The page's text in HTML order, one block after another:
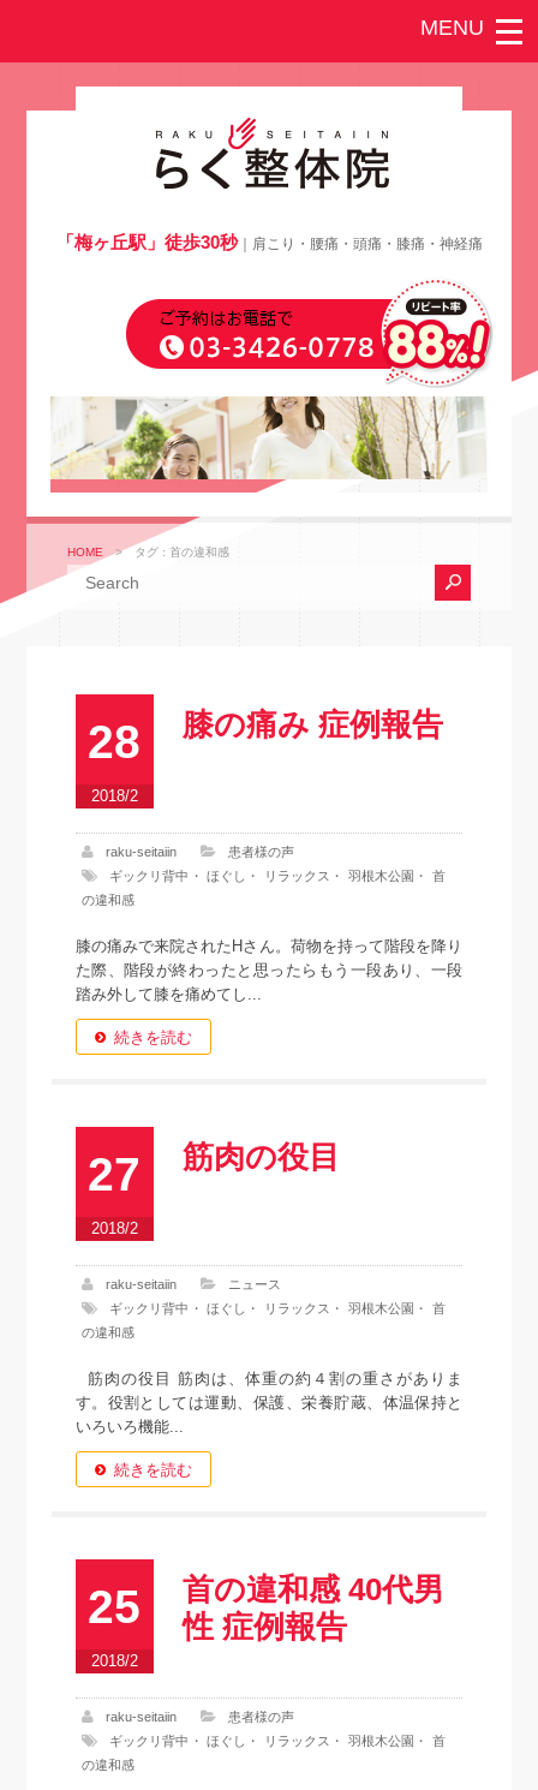
「梅ヶ丘駅」徒歩30秒｜肩こり・腰痛・頭痛・膝痛・神経痛
HOME > タグ : 首の違和感
28
2018/2
膝の痛み 症例報告
raku-seitaiin
患者様の声
ギックリ背中 ・ ほぐし ・ リラックス ・ 羽根木公園 ・ 首
の違和感
膝の痛みで来院されたHさん。荷物を持って階段を降り
た際、階段が終わったと思ったらもう一段あり、一段
踏み外して膝を痛めてし...
続きを読む
27
2018/2
筋肉の役目
raku-seitaiin
ニュース
ギックリ背中 ・ ほぐし ・ リラックス ・ 羽根木公園 ・ 首
の違和感
筋肉の役目 筋肉は、体重の約４割の重さがありま
す。役割としては運動、保護、栄養貯蔵、体温保持と
いろいろ機能...
続きを読む
25
2018/2
首の違和感 40代男
性 症例報告
raku-seitaiin
患者様の声
ギックリ背中 ・ ほぐし ・ リラックス ・ 羽根木公園 ・ 首
の違和感